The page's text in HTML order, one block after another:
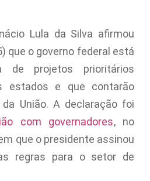
Lula da Silva afirmou
que o governo federal está
de projetos prioritários
estados e que contarão
União. A declaração foi
com governadores, no
que o presidente assinou
regras para o setor de